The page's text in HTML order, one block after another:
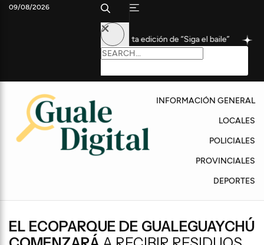
participaron de la cuarta edición de “Siga el baile” Coudet,
09/08/2026
INFORMACIÓN GENERAL
LOCALES
POLICIALES
PROVINCIALES
DEPORTES
EL ECOPARQUE DE GUALEGUAYCHÚ